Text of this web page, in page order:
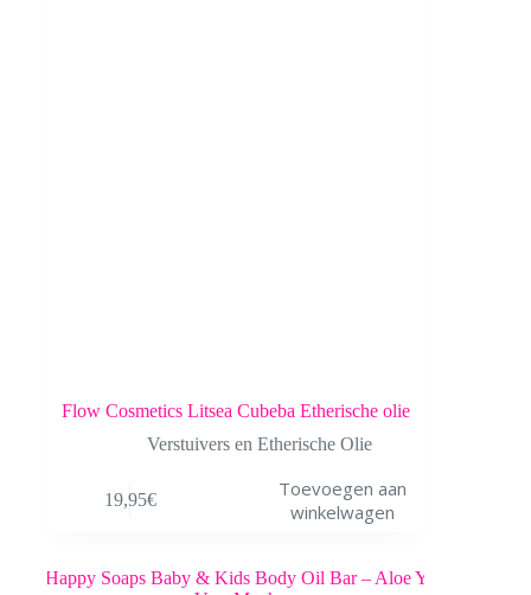
Flow Cosmetics Litsea Cubeba Etherische olie
Verstuivers en Etherische Olie
19,95€
Toevoegen aan
winkelwagen